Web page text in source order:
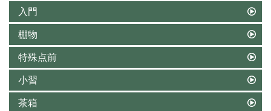
入門
棚物
特殊点前
小習
茶箱